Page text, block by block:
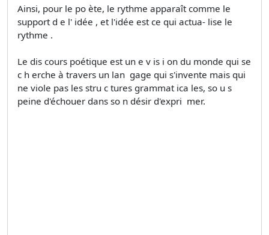
Ainsi, pour le po ète, le rythme apparaît comme le
support d e l' idée , et l'idée est ce qui actua- lise le
rythme .
Le dis­ cours poétique est un e v is i on du monde qui se
c h erche à travers un lan ­ gage qui s'invente mais qui
ne viole pas les stru c­ tures grammat ica les, so u s
peine d'échouer dans so n désir d'expri ­ mer.